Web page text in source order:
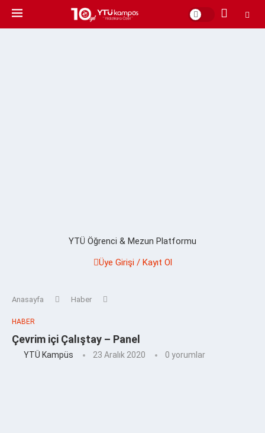
YTÜ Öğrenci & Mezun Platformu
Üye Girişi / Kayıt Ol
Anasayfa Haber
HABER
Çevrim içi Çalıştay – Panel
YTÜ Kampüs 23 Aralık 2020 0 yorumlar